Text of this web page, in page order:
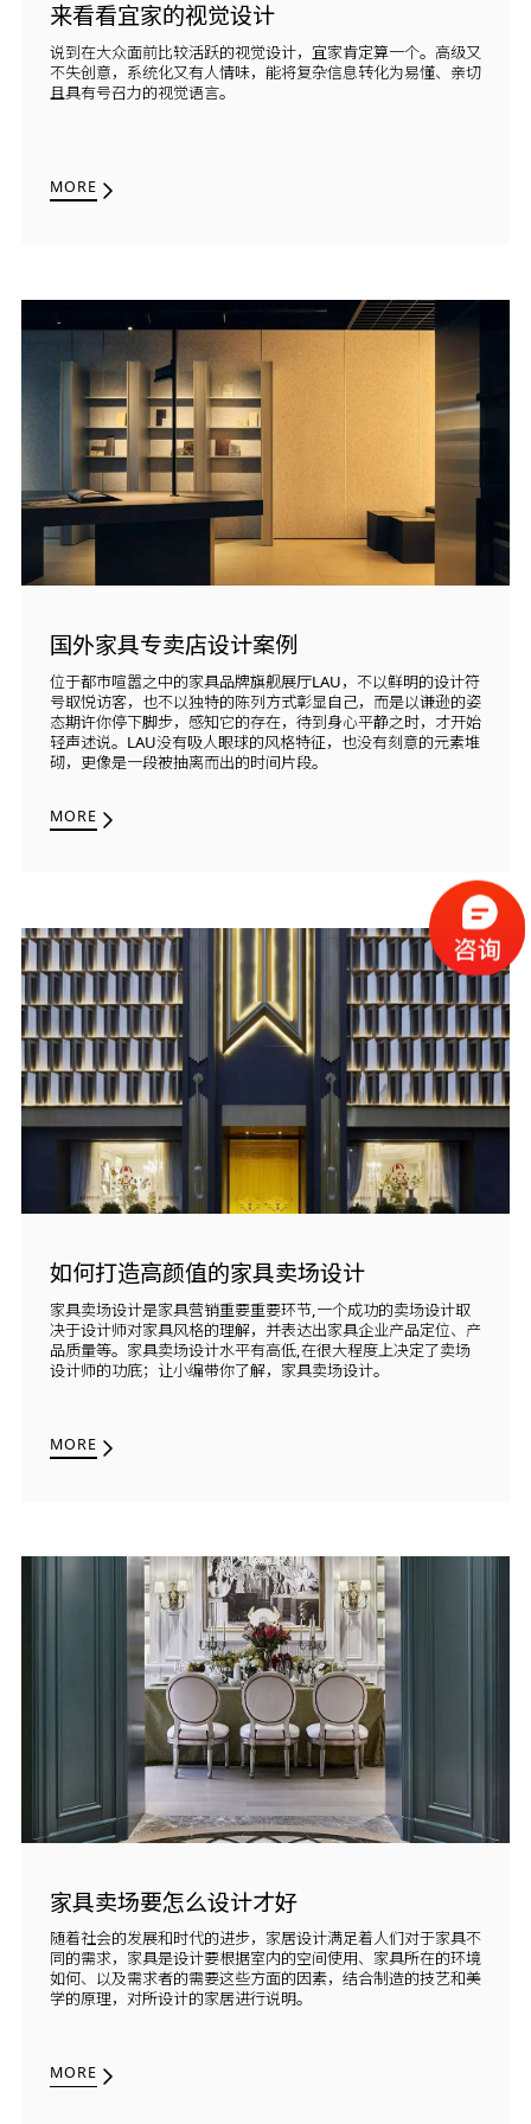
来看看宜家的视觉设计
说到在大众面前比较活跃的视觉设计，宜家肯定算一个。高级又
不失创意，系统化又有人情味，能将复杂信息转化为易懂、亲切
且具有号召力的视觉语言。
MORE
国外家具专卖店设计案例
位于都市喧嚣之中的家具品牌旗舰展厅LAU，不以鲜明的设计符
号取悦访客，也不以独特的陈列方式彰显自己，而是以谦逊的姿
态期许你停下脚步，感知它的存在，待到身心平静之时，才开始
轻声述说。LAU没有吸人眼球的风格特征，也没有刻意的元素堆
砌，更像是一段被抽离而出的时间片段。
MORE
如何打造高颜值的家具卖场设计
家具卖场设计是家具营销重要重要环节,一个成功的卖场设计取
决于设计师对家具风格的理解，并表达出家具企业产品定位、产
品质量等。家具卖场设计水平有高低,在很大程度上决定了卖场
设计师的功底；让小编带你了解，家具卖场设计。
MORE
家具卖场要怎么设计才好
随着社会的发展和时代的进步，家居设计满足着人们对于家具不
同的需求，家具是设计要根据室内的空间使用、家具所在的环境
如何、以及需求者的需要这些方面的因素，结合制造的技艺和美
学的原理，对所设计的家居进行说明。
MORE